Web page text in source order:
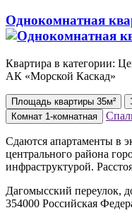
Однокомнатная
Квартира в категории:
АК «Морской Каскад»
Площадь квартиры 35м²
Комнат 1-комнатная
Сдаются апартаменты в
центрального района
инфраструктурой.
Дагомысский переулок,
354000 Российская